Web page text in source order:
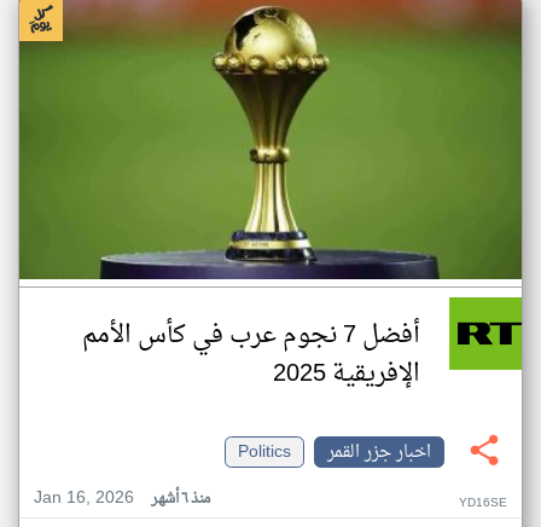
أفضل 7 نجوم عرب في كأس الأمم
الإفريقية 2025
اخبار جزر القمر
Politics
Jan 16, 2026
منذ ٦ أشهر YD16SE